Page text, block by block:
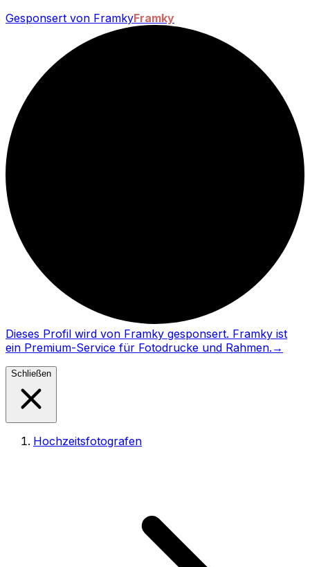
Gesponsert von FramkyFramky
Dieses Profil wird von Framky gesponsert. Framky ist
ein Premium-Service für Fotodrucke und Rahmen. →
Schließen
Hochzeitsfotografen